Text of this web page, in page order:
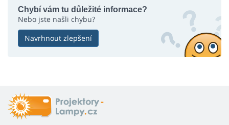
Chybí vám tu důležité informace?
Nebo jste našli chybu?
Navrhnout zlepšení